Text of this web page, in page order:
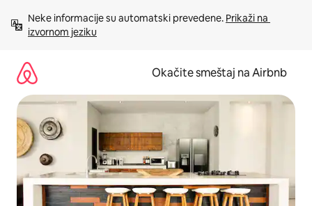
sadržaj
Neke informacije su automatski prevedene. Prikaži na
izvornom jeziku
Okačite smeštaj na Airbnb